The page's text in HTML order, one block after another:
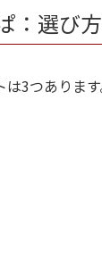
：選び
3つあります